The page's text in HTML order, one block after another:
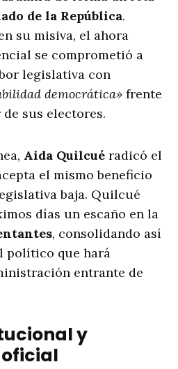
de la República.
su misiva, el ahora
se comprometió a
legislativa con
democrática» frente
sus electores.
Aida Quilcué radicó el
el mismo beneficio
baja. Quilcué
días un escaño en la
, consolidando así
político que hará
entrante de
y